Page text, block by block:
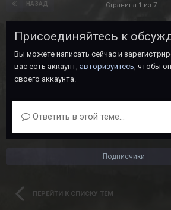
НАЗАД Страница 1 из 7
Присоединяйтесь к
Вы можете написать сейчас и
вас есть аккаунт, авторизуйтесь, чтобы
своего аккаунта.
Ответить в этой теме...
Подписчики
ПЕРЕЙТИ К СПИСКУ ТЕМ